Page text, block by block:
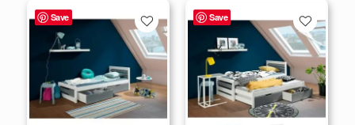
Save
Dieses
Produkt
weist
mehrere
Varianten
auf.
Save
Dieses
Produkt
weist
mehrere
Varianten
auf.